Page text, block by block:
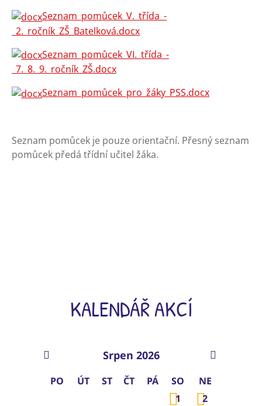
Seznam_pomůcek_V._třída_-
_2._ročník_ZŠ_Batelková.docx
Seznam_pomůcek_VI._třída_-
_7._8._9._ročník_ZŠ.docx
Seznam_pomůcek_pro_žáky_PSS.docx
Seznam pomůcek je pouze orientační. Přesný seznam
pomůcek předá třídní učitel žáka.
KALENDÁŘ AKCÍ
Srpen 2026
PO ÚT ST ČT PÁ SO
NE
1
2